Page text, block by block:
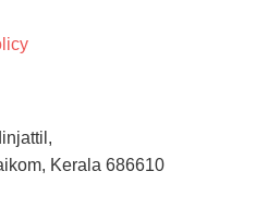
Kerala 686610